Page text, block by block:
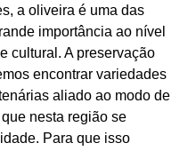
a oliveira é uma das
importância ao nível
cultural. A preservação
encontrar variedades
aliado ao modo de
nesta região se
Para que isso